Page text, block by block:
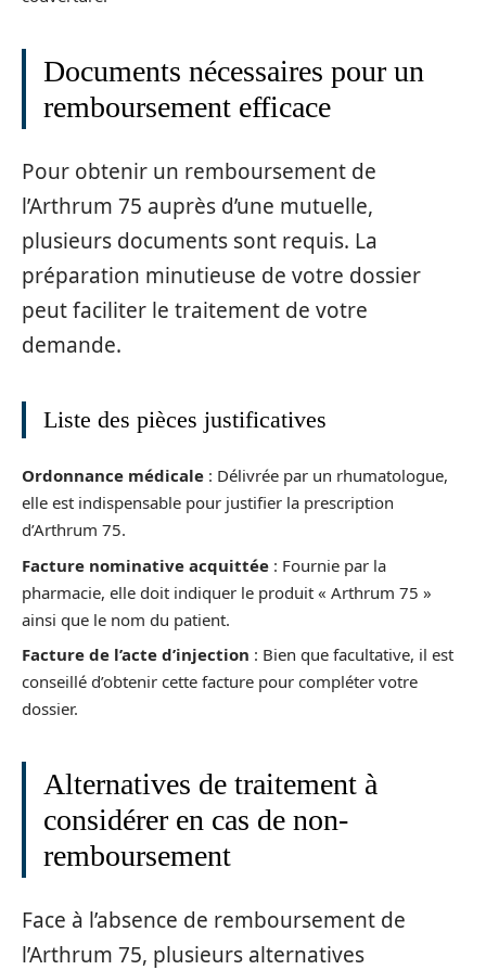
Documents nécessaires pour un
remboursement efficace
Pour obtenir un remboursement de
l’Arthrum 75 auprès d’une mutuelle,
plusieurs documents sont requis. La
préparation minutieuse de votre dossier
peut faciliter le traitement de votre
demande.
Liste des pièces justificatives
Ordonnance médicale : Délivrée par un rhumatologue,
elle est indispensable pour justifier la prescription
d’Arthrum 75.
Facture nominative acquittée : Fournie par la
pharmacie, elle doit indiquer le produit « Arthrum 75 »
ainsi que le nom du patient.
Facture de l’acte d’injection : Bien que facultative, il est
conseillé d’obtenir cette facture pour compléter votre
dossier.
Alternatives de traitement à
considérer en cas de non-
remboursement
Face à l’absence de remboursement de
l’Arthrum 75, plusieurs alternatives